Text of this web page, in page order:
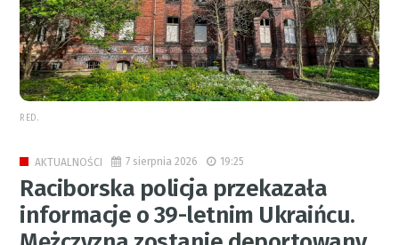
RED.
AKTUALNOŚCI 7 sierpnia 2026 19:25
Raciborska policja przekazała
informacje o 39-letnim Ukraińcu.